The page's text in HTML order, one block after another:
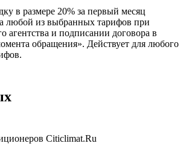
в размере 20% за первый месяц
любой из выбранных тарифов при
агентства и подписании договора в
обращения». Действует для любого
Citiclimat.Ru